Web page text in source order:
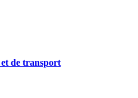
de transport